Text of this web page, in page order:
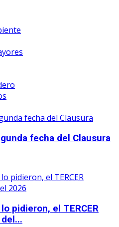
fecha del Clausura
pidieron, el TERCER
del...